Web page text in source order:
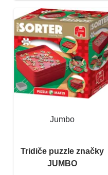
Jumbo
Tridiče puzzle značky
JUMBO